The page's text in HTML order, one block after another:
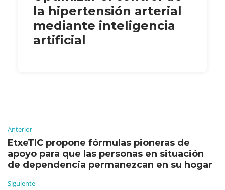
la hipertensión arterial
mediante inteligencia
artificial
Anterior
EtxeTIC propone fórmulas pioneras de
apoyo para que las personas en situación
de dependencia permanezcan en su hogar
Siguiente